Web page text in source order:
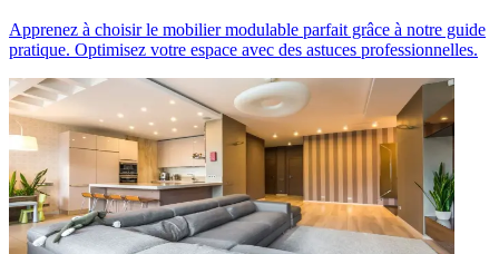
Apprenez à choisir le mobilier modulable parfait grâce à notre guide
pratique. Optimisez votre espace avec des astuces professionnelles.